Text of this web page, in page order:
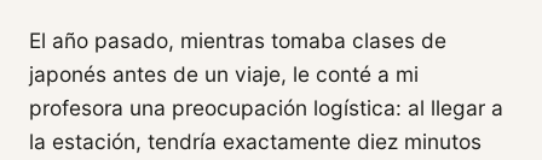
El año pasado, mientras tomaba clases de
japonés antes de un viaje, le conté a mi
profesora una preocupación logística: al llegar a
la estación, tendría exactamente diez minutos